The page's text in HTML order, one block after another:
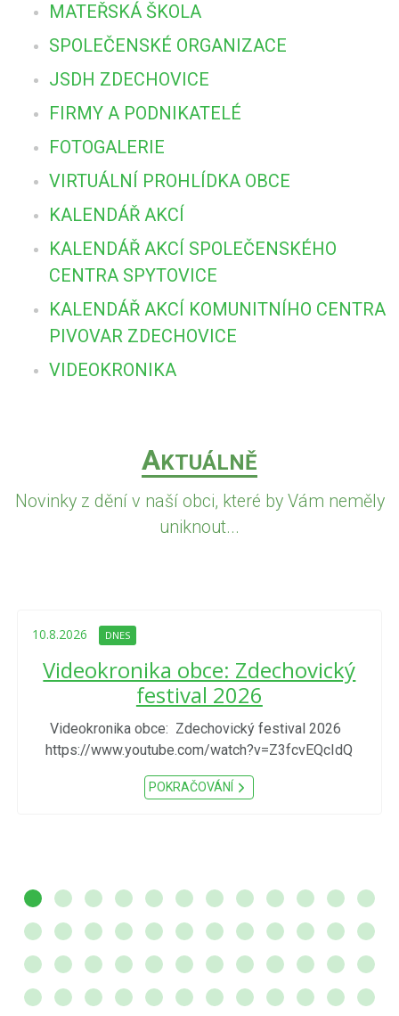
MATEŘSKÁ ŠKOLA
SPOLEČENSKÉ ORGANIZACE
JSDH ZDECHOVICE
FIRMY A PODNIKATELÉ
FOTOGALERIE
VIRTUÁLNÍ PROHLÍDKA OBCE
KALENDÁŘ AKCÍ
KALENDÁŘ AKCÍ SPOLEČENSKÉHO
CENTRA SPYTOVICE
KALENDÁŘ AKCÍ KOMUNITNÍHO CENTRA
PIVOVAR ZDECHOVICE
VIDEOKRONIKA
AKTUÁLNĚ
Novinky z dění v naší obci, které by Vám neměly
uniknout...
10.8.2026 DNES
Videokronika obce: Zdechovický
festival 2026
Videokronika obce: Zdechovický festival 2026
https://www.youtube.com/watch?v=Z3fcvEQcIdQ
POKRAČOVÁNÍ